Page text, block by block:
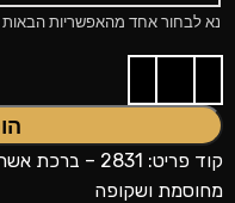
נא לבחור אחד מהאפשריות הבאות
קוד פריט: 2831
מחוסמת ושקופה